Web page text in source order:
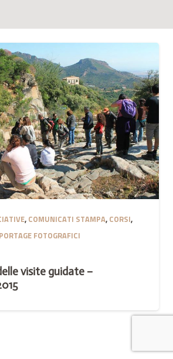
, COMUNICATI STAMPA, CORSI,
FOTOGRAFICI
visite guidate –